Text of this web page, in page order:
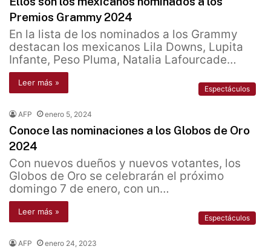
Premios Grammy 2024
En la lista de los nominados a los Grammy
destacan los mexicanos Lila Downs, Lupita
Infante, Peso Pluma, Natalia Lafourcade…
Leer más »
Espectáculos
AFP enero 5, 2024
Conoce las nominaciones a los Globos de Oro
2024
Con nuevos dueños y nuevos votantes, los
Globos de Oro se celebrarán el próximo
domingo 7 de enero, con un…
Leer más »
Espectáculos
AFP enero 24, 2023